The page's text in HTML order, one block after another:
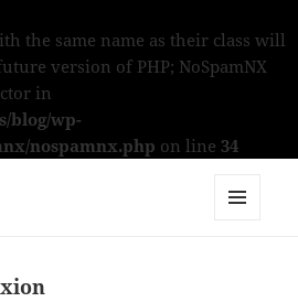
the same name as their class will
version of PHP; NoSpamNX
in
blog/wp-
nospamnx.php on line 34
– Nos actualités